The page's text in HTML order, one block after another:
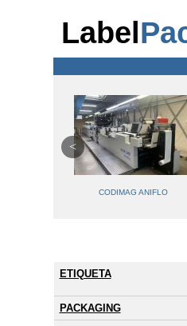
Label
CODIMAG ANIFLO
ETIQUETA
PACKAGING